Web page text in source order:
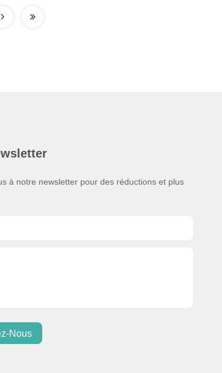
à notre newsletter pour des réductions et plus
Nous